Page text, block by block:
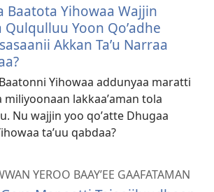
Baatota Yihowaa Wajjin
Qulqulluu Yoon Qoʼadhe
Akkan Taʼu Narraa
Yihowaa addunyaa maratti
lakkaaʼaman tola
Nu wajjin yoo qoʼatte Dhugaa
taʼuu qabdaa?
YEROO BAAYʼEE GAAFATAMAN